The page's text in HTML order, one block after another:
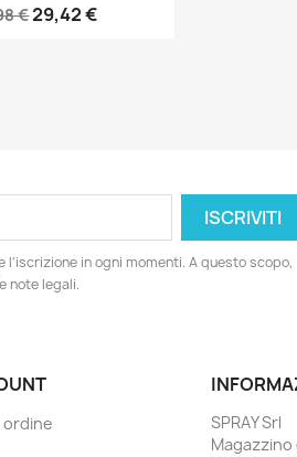
€29,42 €
l'iscrizione in ogni momenti. A questo scopo,
note legali.
ordine
SPRAY Srl
Magazzino